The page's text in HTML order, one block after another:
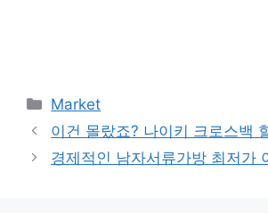
Categories
Market
이건 몰랐죠? 나이키 크로스백
경제적인 남자서류가방 최저가